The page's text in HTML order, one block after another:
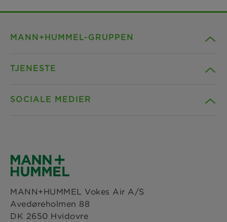
MANN+HUMMEL-GRUPPEN
Nyheder & Tryk
Placeringer
TJENESTE
Erklæring om beskyttelse af personlige
oplysninger
Aftryk
SOCIALE MEDIER
Instagram
LinkedIn
MANN+HUMMEL Vokes Air A/S
Avedøreholmen 88
DK 2650 Hvidovre